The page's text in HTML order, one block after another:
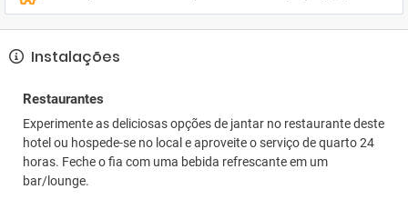
Instalações
Restaurantes
Experimente as deliciosas opções de jantar no restaurante deste
hotel ou hospede-se no local e aproveite o serviço de quarto 24
horas. Feche o fia com uma bebida refrescante em um
bar/lounge.